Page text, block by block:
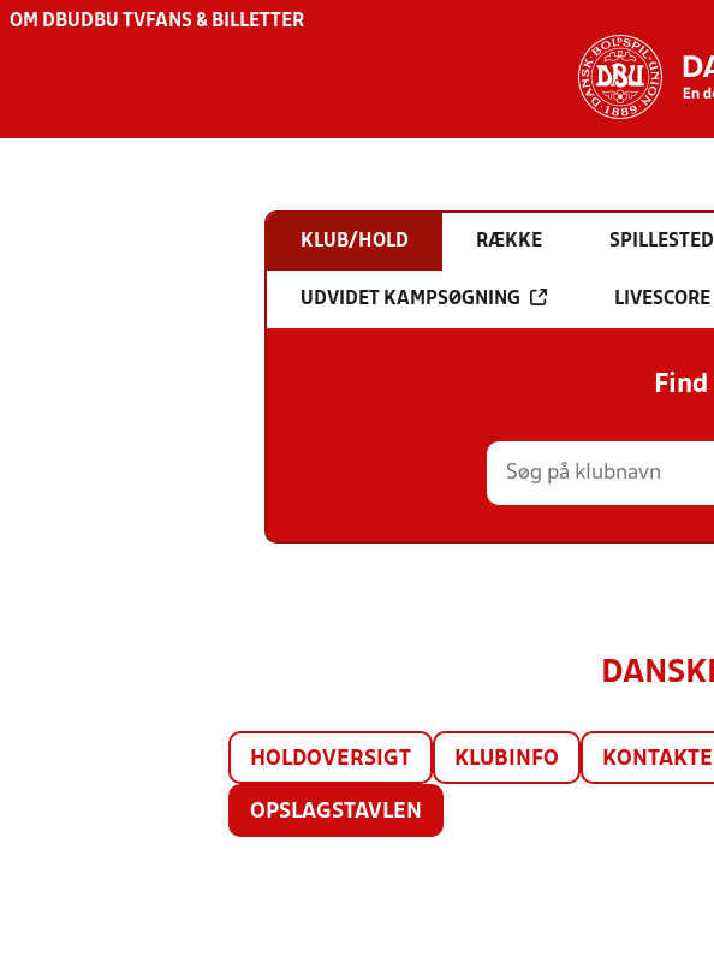
OM DBU DBU TV FANS & BILLETTER
KLUB/HOLD RÆKKE SPILLESTED
UDVIDET KAMPSØGNING LIVESCORE
HOLDOVERSIGT KLUBINFO
OPSLAGSTAVLEN